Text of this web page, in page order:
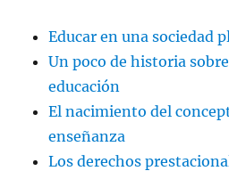
Educar en una sociedad
Un poco de historia
educación
El nacimiento del
enseñanza
Los derechos